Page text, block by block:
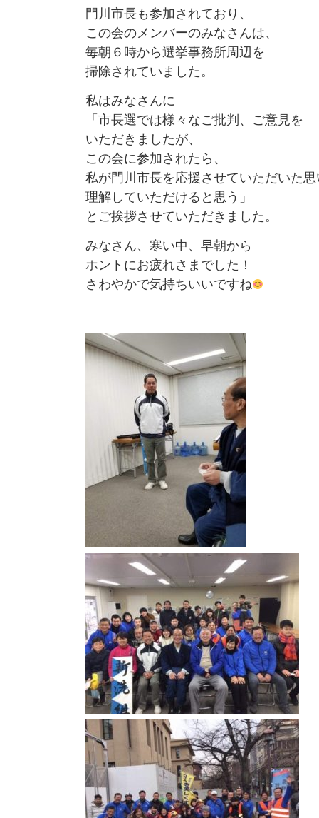
門川市長も参加されており、
この会のメンバーのみなさんは、
毎朝６時から選挙事務所周辺を
掃除されていました。
私はみなさんに
「市長選では様々なご批判、ご意見を
いただきましたが、
この会に参加されたら、
私が門川市長を応援させていただいた思
理解していただけると思う」
とご挨拶させていただきました。
みなさん、寒い中、早朝から
ホントにお疲れさまでした！
さわやかで気持ちいいですね